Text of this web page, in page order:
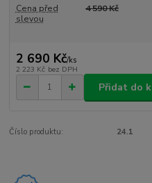
Cena před
slevou
4 590 Kč
2 690 Kč/ks
2 223 Kč bez DPH
Přidat do
Číslo produktu: 24.1